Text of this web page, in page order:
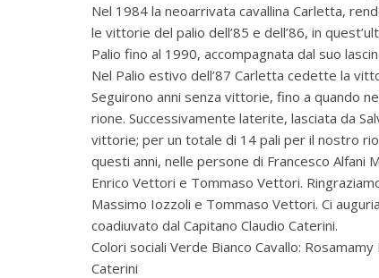
Nel 1984 la neoarrivata cavallina Carletta,
le vittorie del palio dell’85 e dell’86, in
Palio fino al 1990, accompagnata dal suo
Nel Palio estivo dell’87 Carletta cedette la
Seguirono anni senza vittorie, fino a quando
rione. Successivamente laterite, lasciata da
vittorie; per un totale di 14 pali per il nostro
questi anni, nelle persone di Francesco Alfani
Enrico Vettori e Tommaso Vettori.
Massimo Iozzoli e Tommaso Vettori. Ci
coadiuvato dal Capitano Claudio Caterini.
Colori sociali Verde Bianco Cavallo:
Caterini